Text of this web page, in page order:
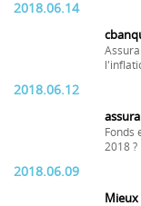
2018.06.14
2018.06.12
Fonds
2018 ?
2018.06.09